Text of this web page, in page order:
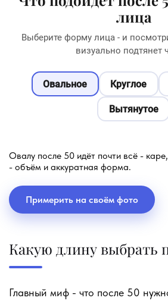
лица
Выберите форму лица - и
визуально подтянет
Овальное Круглое
Вытянутое
Овалу после 50 идёт почти всё -
- объём и аккуратная форма.
Примерить на своём фото
Какую длину выбрать
Главный миф - что после 50